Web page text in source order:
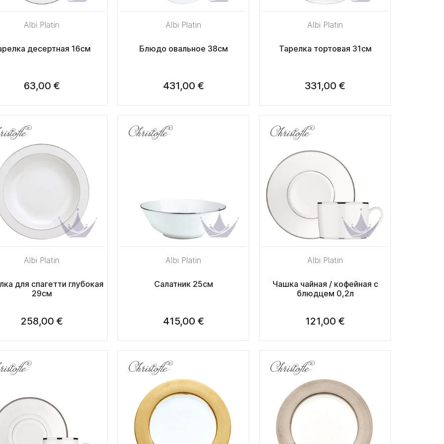
Albi Platin
десертная 16см
63,00 €
Albi Platin
Блюдо овальное 38см
431,00 €
Albi Platin
Тарелка тортовая 31см
331,00 €
Albi Platin
для спагетти глубокая
29см
258,00 €
Albi Platin
Салатник 25см
415,00 €
Albi Platin
Чашка чайная / кофейная с
блюдцем 0,2л
121,00 €